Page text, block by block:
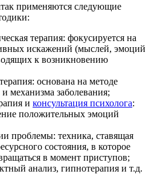
применяются следующие
терапия: фокусируется на
искажений (мыслей, эмоций
к возникновению
основана на методе
механизма заболевания;
и консультация психолога:
положительных эмоций
проблемы: техника, ставящая
состояния, в которое
в момент приступов;
анализ, гипнотерапия и т.д.